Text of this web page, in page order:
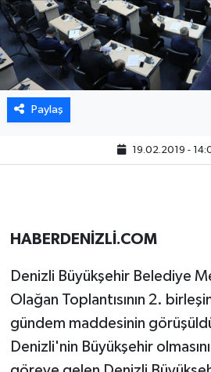
Paylaş
19.02.2019 -
HABERDENİZLİ.COM
Denizli Büyükşehir Belediye
Olağan Toplantısının 2.
gündem maddesinin
Denizli'nin Büyükşehir